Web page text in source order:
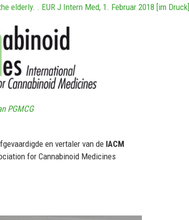
elderly. . EUR J Intern Med, 1. Februar 2018 [im Druck]
PGMCG
en vertaler van de IACM
for Cannabinoid Medicines